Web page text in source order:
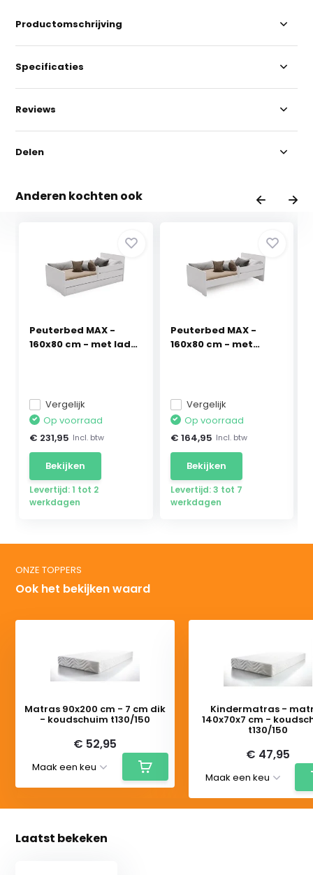
Productomschrijving
Specificaties
Reviews
Delen
Anderen kochten ook
Peuterbed MAX -
160x80 cm - met lade
Vergelijk
Op voorraad
€ 231,95 Incl. btw
Bekijken
Levertijd: 1 tot 2
werkdagen
Peuterbed MAX -
160x80 cm - met
Vergelijk
Op voorraad
€ 164,95 Incl. btw
Bekijken
Levertijd: 3 tot 7
werkdagen
ONZE TOPPERS
Ook het bekijken waard
Matras 90x200 cm - 7 cm dik
- koudschuim t130/150
€ 52,95
Kindermatras -
140x70x7 cm -
t130/150
€ 47,95
Laatst bekeken